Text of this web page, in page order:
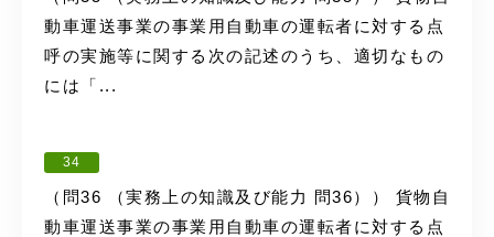
動車運送事業の事業用自動車の運転者に対する点
呼の実施等に関する次の記述のうち、適切なもの
には「...
34
（問36 （実務上の知識及び能力 問36）） 貨物自
動車運送事業の事業用自動車の運転者に対する点